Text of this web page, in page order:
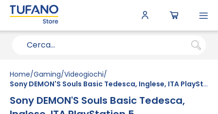
Home Gaming Videogiochi
Sony DEMON'S Souls Basic Tedesca, Inglese, ITA PlayStation 5
Sony DEMON'S Souls Basic Tedesca,